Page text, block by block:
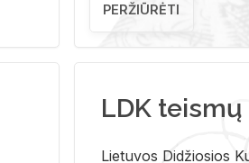
PERŽIŪRĖTI
LDK
Lie­tu­vos Di­džio­sios